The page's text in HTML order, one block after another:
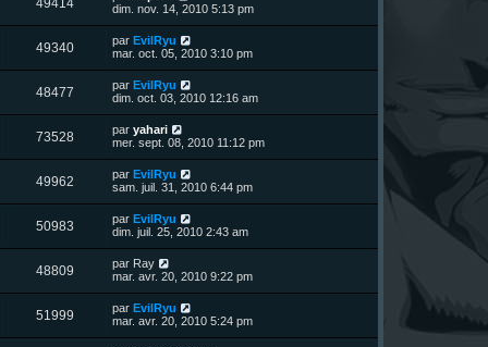
a
g
e
e
s
s
a
g
e
s
e
r
m
e
s
s
a
g
e
u
s
e
i
e
r
m
e
s
s
a
g
e
dim. nov. 14, 2010 5:13 pm
49340V
u
s
D
e
i
e
r
m
e
s
s
a
g
e
par EvilRyu
mar. oct. 05, 2010 3:10 pm
48477V
u
s
D
e
i
e
r
m
e
s
s
a
g
e
par EvilRyu
dim. oct. 03, 2010 12:16 am
73528V
u
s
D
e
i
e
r
m
e
s
s
a
g
e
par yahari
mer. sept. 08, 2010 11:12 pm
49962V
u
s
D
e
i
e
r
m
e
s
s
a
g
e
par EvilRyu
sam. juil. 31, 2010 6:44 pm
50983V
u
s
D
e
i
e
r
m
e
s
par EvilRyu
dim. juil. 25, 2010 2:43 am
48809V
u
D
e
i
e
r
par Ray
mar. avr. 20, 2010 9:22 pm
51999V
u
D
e
par EvilRyu
mar. avr. 20, 2010 5:24 pm